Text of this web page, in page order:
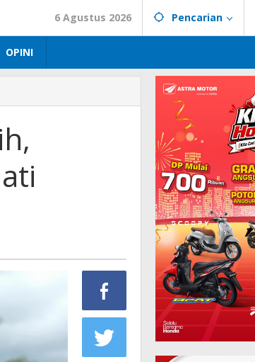
6 Agustus 2026 Pencarian
OPINI